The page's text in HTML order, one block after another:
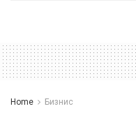
Home Бизнис